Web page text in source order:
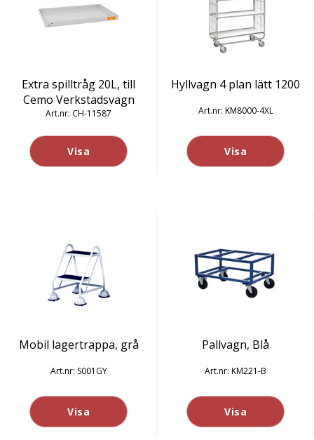
Extra spilltråg 20L, till
Cemo Verkstadsvagn
CH-11587
Visa
Hyllvagn 4 plan lätt 1200
KM8000-4XL
Visa
Mobil lagertrappa, grå
S001GY
Visa
Pallvagn, Blå
KM221-B
Visa